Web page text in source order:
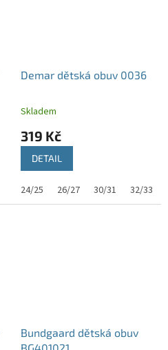
Demar dětská obuv 0036
Skladem
319 Kč
DETAIL
24/25 26/27 30/31 32/33
Bundgaard dětská obuv